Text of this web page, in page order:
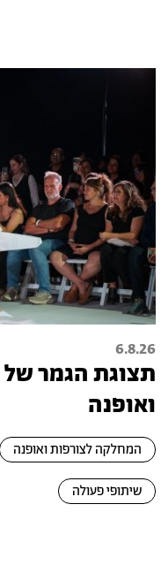
6.8.26
תצוגת הגמר
ואופנה
המחלקה לצורפות ואופנה
שיתופי פעולה